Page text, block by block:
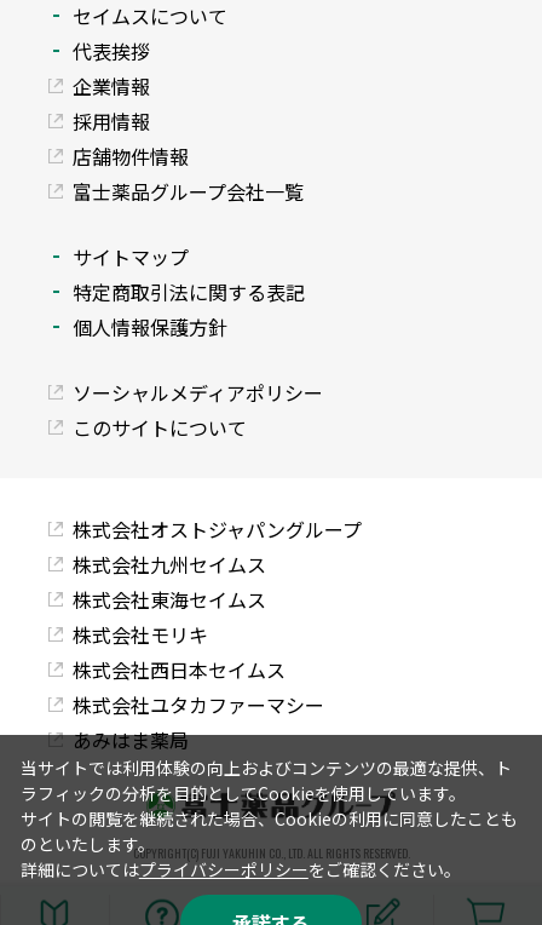
セイムスについて
代表挨拶
企業情報
採用情報
店舗物件情報
富士薬品グループ会社一覧
サイトマップ
特定商取引法に関する表記
個人情報保護方針
ソーシャルメディアポリシー
このサイトについて
株式会社オストジャパングループ
株式会社九州セイムス
株式会社東海セイムス
株式会社モリキ
株式会社西日本セイムス
株式会社ユタカファーマシー
あみはま薬局
COPYRIGHT(C) FUJI YAKUHIN CO., LTD. ALL RIGHTS RESERVED.
当サイトでは利用体験の向上およびコンテンツの最適な提供、ト
ラフィックの分析を目的としてCookieを使用しています。
サイトの閲覧を継続された場合、Cookieの利用に同意したことも
のといたします。
詳細についてはプライバシーポリシーをご確認ください。